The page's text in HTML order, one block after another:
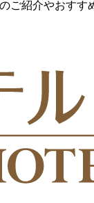
紹介やおすす